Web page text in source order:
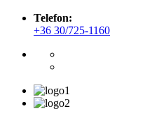
Telefon:
+36 30/725-1160